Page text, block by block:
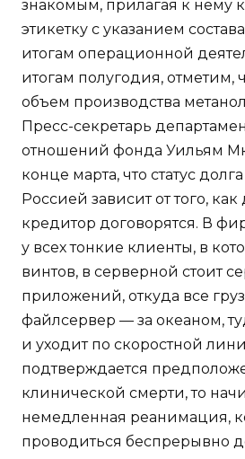
знакомым, прилагая к нему
этикетку с указанием
итогам операционной
итогам полугодия, отметим,
объем производства
Пресс-секретарь
отношений фонда Уильям
конце марта, что статус
Россией зависит от того,
кредитор договорятся. В
у всех тонкие клиенты, в
винтов, в серверной стоит
приложений, откуда все
файлсервер — за океаном,
и уходит по скоростной
подтверждается
клинической смерти, то
немедленная реанимация,
проводиться беспрерывно